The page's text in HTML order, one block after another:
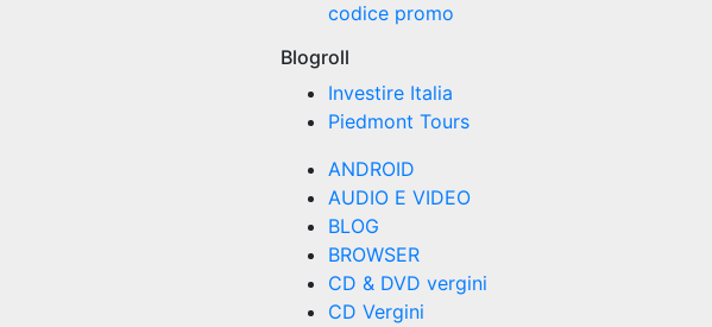
codice promo
Blogroll
Investire Italia
Piedmont Tours
ANDROID
AUDIO E VIDEO
BLOG
BROWSER
CD & DVD vergini
CD Vergini